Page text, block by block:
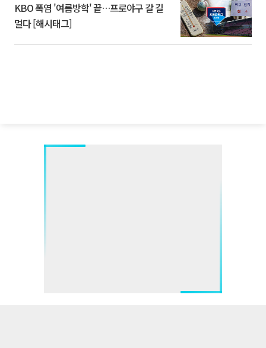
KBO 폭염 '여름방학' 끝…프로야구 갈 길
멀다 [해시태그]